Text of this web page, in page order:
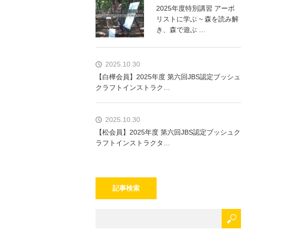
2025年度特別講習 アーボ
リストに学ぶ ~ 森を読み解
き、森で遊ぶ …
2025.10.30
【白樺会員】2025年度 第六回JBS認定ブッシュ
クラフトインストラク…
2025.10.30
【松会員】2025年度 第六回JBS認定ブッシュク
ラフトインストラクタ…
記事検索